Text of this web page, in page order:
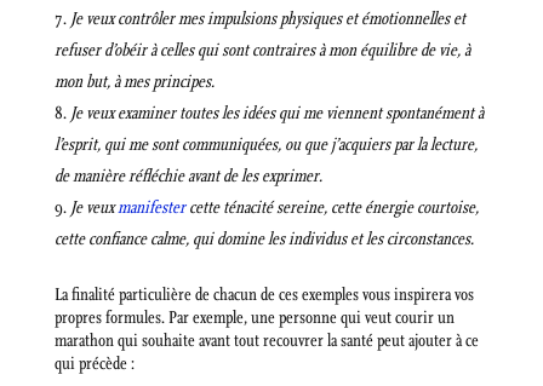
Je veux contrôler mes impulsions physiques et émotionnelles et
refuser d’obéir à celles qui sont contraires à mon équilibre de vie, à
mon but, à mes principes.
Je veux examiner toutes les idées qui me viennent spontanément à
l’esprit, qui me sont communiquées, ou que j’acquiers par la lecture,
de manière réfléchie avant de les exprimer.
Je veuxmanifestercette ténacité sereine, cette énergie courtoise,
cette confiance calme, qui domine les individus et les circonstances.
La finalité particulière de chacun de ces exemples vous inspirera vos
propres formules. Par exemple, une personne qui veut courir un
marathon qui souhaite avant tout recouvrer la santé peut ajouter à ce
qui précède :